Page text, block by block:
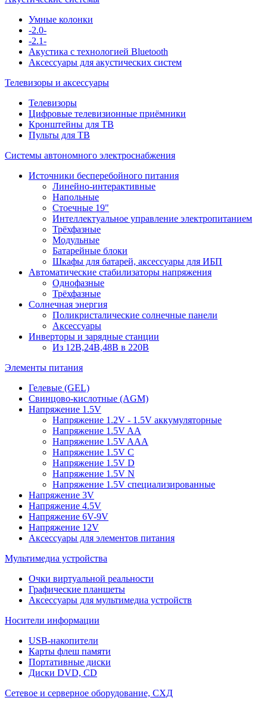
Умные колонки
-2.0-
-2.1-
Акустика с технологией Bluetooth
Аксессуары для акустических систем
Телевизоры и аксессуары
Телевизоры
Цифровые телевизионные приёмники
Кронштейны для ТВ
Пульты для ТВ
Системы автономного электроснабжения
Источники бесперебойного питания
Линейно-интерактивные
Напольные
Стоечные 19"
Интеллектуальное управление электропитанием
Трёхфазные
Модульные
Батарейные блоки
Шкафы для батарей, аксессуары для ИБП
Автоматические стабилизаторы напряжения
Однофазные
Трёхфазные
Солнечная энергия
Поликристалические солнечные панели
Аксессуары
Инверторы и зарядные станции
Из 12В,24В,48В в 220В
Элементы питания
Гелевые (GEL)
Свинцово-кислотные (AGM)
Напряжение 1.5V
Напряжение 1.2V - 1.5V аккумуляторные
Напряжение 1.5V AA
Напряжение 1.5V AAA
Напряжение 1.5V C
Напряжение 1.5V D
Напряжение 1.5V N
Напряжение 1.5V специализированные
Напряжение 3V
Напряжение 4.5V
Напряжение 6V-9V
Напряжение 12V
Аксессуары для элементов питания
Мультимедиа устройства
Очки виртуальной реальности
Графические планшеты
Аксессуары для мультимедиа устройств
Носители информации
USB-накопители
Карты флеш памяти
Портативные диски
Диски DVD, CD
Сетевое и серверное оборудование, СХД